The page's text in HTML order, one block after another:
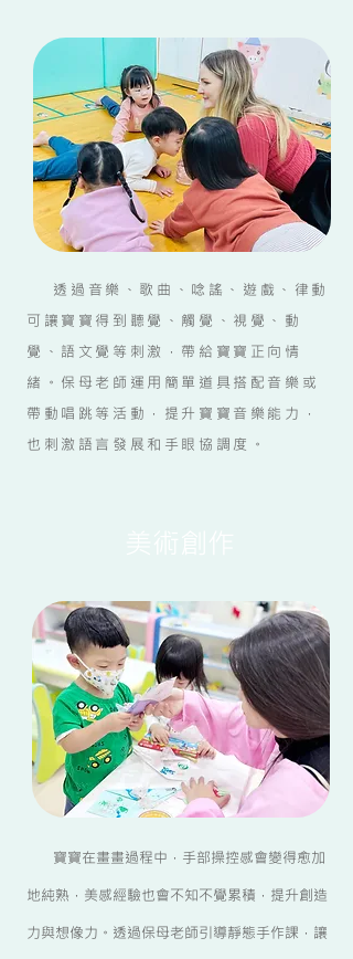
透過音樂、歌曲、唸謠、遊戲、律動
可讓寶寶得到聽覺、觸覺、視覺、動
覺、語文覺等刺激，帶給寶寶正向情
緒。保母老師運用簡單道具搭配音樂或
帶動唱跳等活動，提升寶寶音樂能力，
也刺激語言發展和手眼協調度。
寶寶在畫畫過程中，手部操控感會變得愈加
地純熟，美感經驗也會不知不覺累積，提升創造
力與想像力。透過保母老師引導靜態手作課，讓